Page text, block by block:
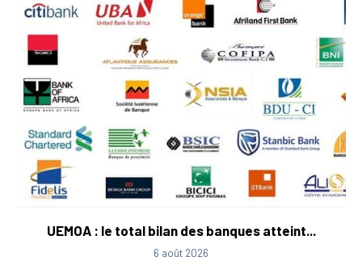
UEMOA : le total bilan des banques atteint...
6 août 2026